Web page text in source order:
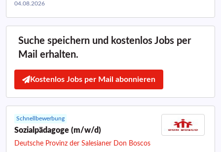
04.08.2026
Suche speichern und kostenlos Jobs per
Mail erhalten.
Kostenlos Jobs per Mail abonnieren
Schnellbewerbung
Sozialpädagoge (m/w/d)
Deutsche Provinz der Salesianer Don Boscos